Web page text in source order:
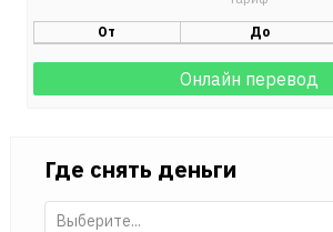
От До
Онлайн перевод
Где снять деньги
Выберите...